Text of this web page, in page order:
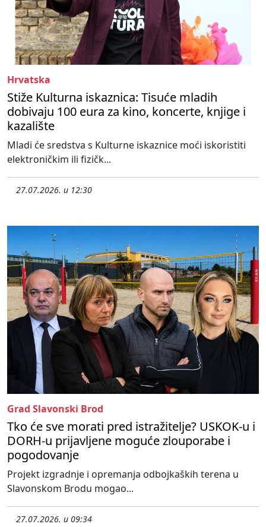
Hrvatska
Stiže Kulturna iskaznica: Tisuće mladih
dobivaju 100 eura za kino, koncerte, knjige i
kazalište
Mladi će sredstva s Kulturne iskaznice moći iskoristiti
elektroničkim ili fizičk...
27.07.2026. u 12:30
Grad Slavonski Brod
Tko će sve morati pred istražitelje? USKOK-u i
DORH-u prijavljene moguće zlouporabe i
pogodovanje
Projekt izgradnje i opremanja odbojkaških terena u
Slavonskom Brodu mogao...
27.07.2026. u 09:34